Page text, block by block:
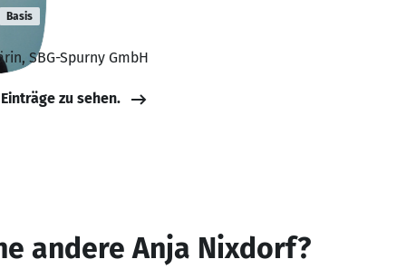
Basis
SBG-Spurny GmbH
zu sehen.
andere Anja Nixdorf?